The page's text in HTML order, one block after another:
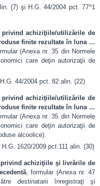
(7) şi H.G. 44/2004 pct. 77^1
privind achiziţiile/utilizările de
finite rezultate în luna …
(Anexa nr. 35 din Normele
care deţin autorizaţii de
44/2004 pct. 82 alin. (22)
privind achiziţiile/utilizările de
finite rezultate în luna …
(Anexa nr. 35 din Normele
care deţin autorizaţii de
alcoolice).
1620/2009 pct.111 alin. (30)
achiziţiile şi livrările de
, formular (Anexa nr. 47
destinatarii înregistraţi şi